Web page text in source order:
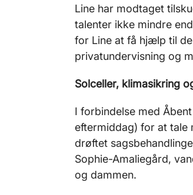
Line har modtaget
talenter ikke mindre
for Line at få hjælp til
privatundervisning og
Solceller, klimasikring
I forbindelse med
eftermiddag) for at tale
drøftet
Sophie-Amaliegård,
og dammen.